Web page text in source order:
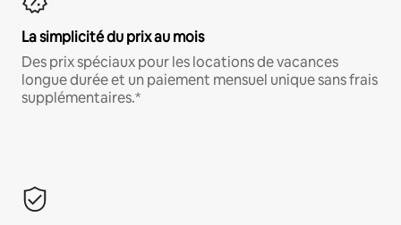
La simplicité du prix au mois
Des prix spéciaux pour les locations de vacances
longue durée et un paiement mensuel unique sans frais
supplémentaires.*